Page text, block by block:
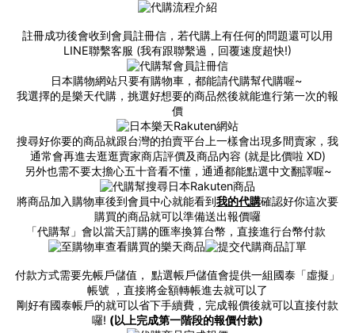
註冊成功後會收到會員註冊信，若代購上有任何的問題還可以用
LINE聯繫客服 (我有跟聯繫過，回覆速度超快!)
日本購物網站只要有購物車，都能請代購幫代購喔~
我選擇的是樂天代購，挑選好想要的商品然後就能進行第一次的報
價
搜尋好你要的商品就跟台灣的拍賣平台上一樣會出現多間賣家，我
通常會再進去逛逛賣家商店評價及商品內容 (就是比價啦 XD)
另外也需不要太擔心五十音看不懂，通通都能點選中文翻譯喔~
將商品加入購物車後到會員中心就能看到我的代購確認好你這次要
購買的商品就可以準備送出報價囉
「代購幫」會以當天訂購的匯率換算台幣，直接進行台幣付款
付款方式需要先帳戶儲值， 點選帳戶儲值會提供一組國泰「虛擬」
帳號 ，直接將金額轉帳進去就可以了
剛好有國泰帳戶的就可以省下手續費，完成報價後就可以直接付款
囉! (以上完成第一階段的報價付款)